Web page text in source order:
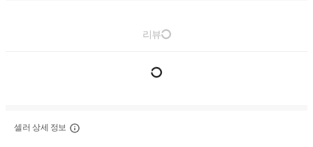
리뷰
셀러 상세 정보